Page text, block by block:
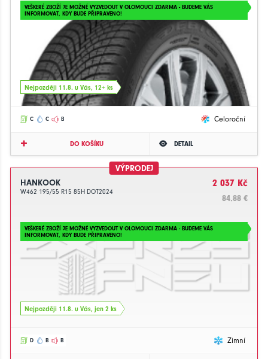
VEŠKERÉ ZBOŽÍ JE MOŽNÉ VYZVEDOUT V OLOMOUCI ZDARMA - BUDEME VÁS
INFORMOVAT, KDY BUDE PŘIPRAVENO!
Nejpozději 11.8. u Vás, 12+ ks
C C B Celoroční
DO KOŠÍKU DETAIL
VÝPRODEJ
HANKOOK
W462 195/55 R15 85H DOT2024
2 037 Kč
84.88 €
VEŠKERÉ ZBOŽÍ JE MOŽNÉ VYZVEDOUT V OLOMOUCI ZDARMA - BUDEME VÁS
INFORMOVAT, KDY BUDE PŘIPRAVENO!
Nejpozději 11.8. u Vás, jen 2 ks
D B B Zimní